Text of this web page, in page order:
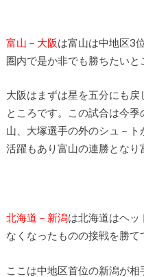
富山－大阪は富山は中地区3
圏内で是か非でも勝ちたいと
大阪はまずは星を五分にも
ところです。この試合は今
山、大塚選手の外のシュ－
活躍もあり富山の連勝となり
北海道－新潟は北海道はヘッ
なくなったものの接戦を勝て
ここは中地区首位の新潟が